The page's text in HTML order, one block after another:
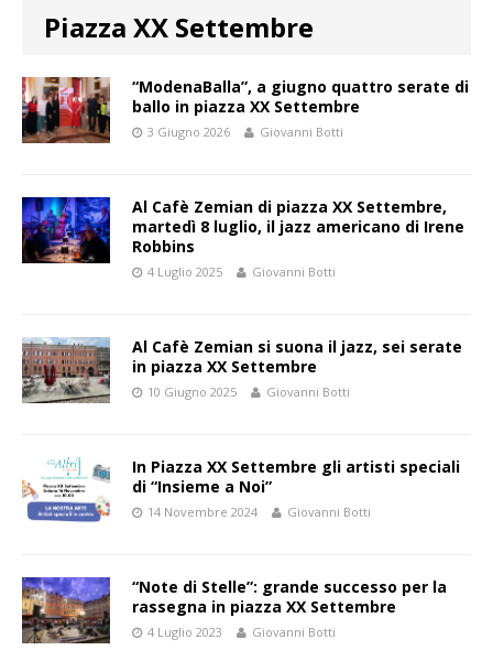
Piazza XX Settembre
“ModenaBalla”, a giugno quattro serate di
ballo in piazza XX Settembre
3 Giugno 2026 Giovanni Botti
Al Cafè Zemian di piazza XX Settembre,
martedì 8 luglio, il jazz americano di Irene
Robbins
4 Luglio 2025 Giovanni Botti
Al Cafè Zemian si suona il jazz, sei serate
in piazza XX Settembre
10 Giugno 2025 Giovanni Botti
In Piazza XX Settembre gli artisti speciali
di “Insieme a Noi”
14 Novembre 2024 Giovanni Botti
“Note di Stelle”: grande successo per la
rassegna in piazza XX Settembre
4 Luglio 2023 Giovanni Botti